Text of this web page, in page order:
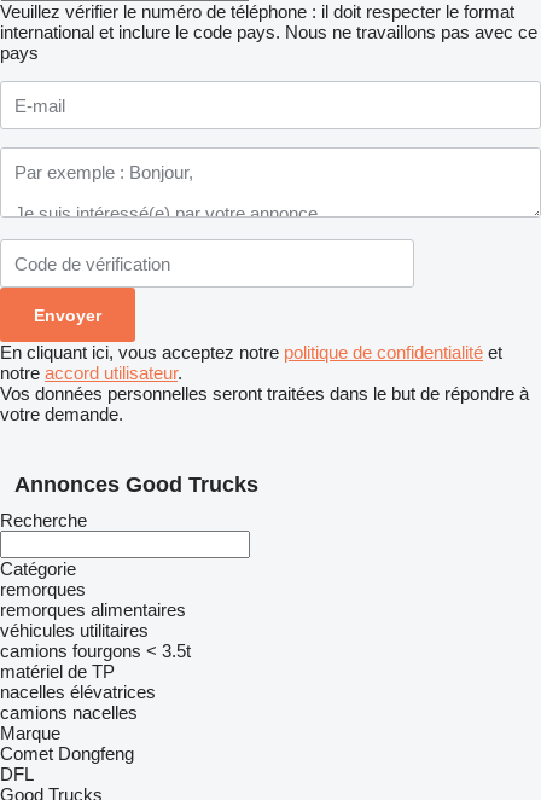
Veuillez vérifier le numéro de téléphone : il doit respecter le format
international et inclure le code pays. Nous ne travaillons pas avec ce
pays
En cliquant ici, vous acceptez notre politique de confidentialité et
notre accord utilisateur.
Vos données personnelles seront traitées dans le but de répondre à
votre demande.
Annonces Good Trucks
Recherche
Catégorie
remorques
remorques alimentaires
véhicules utilitaires
camions fourgons < 3.5t
matériel de TP
nacelles élévatrices
camions nacelles
Marque
Comet Dongfeng
DFL
Good Trucks